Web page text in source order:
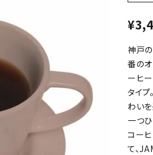
¥
神戸の
番の
ーヒ
タイ
わい
一つ
コー
て、